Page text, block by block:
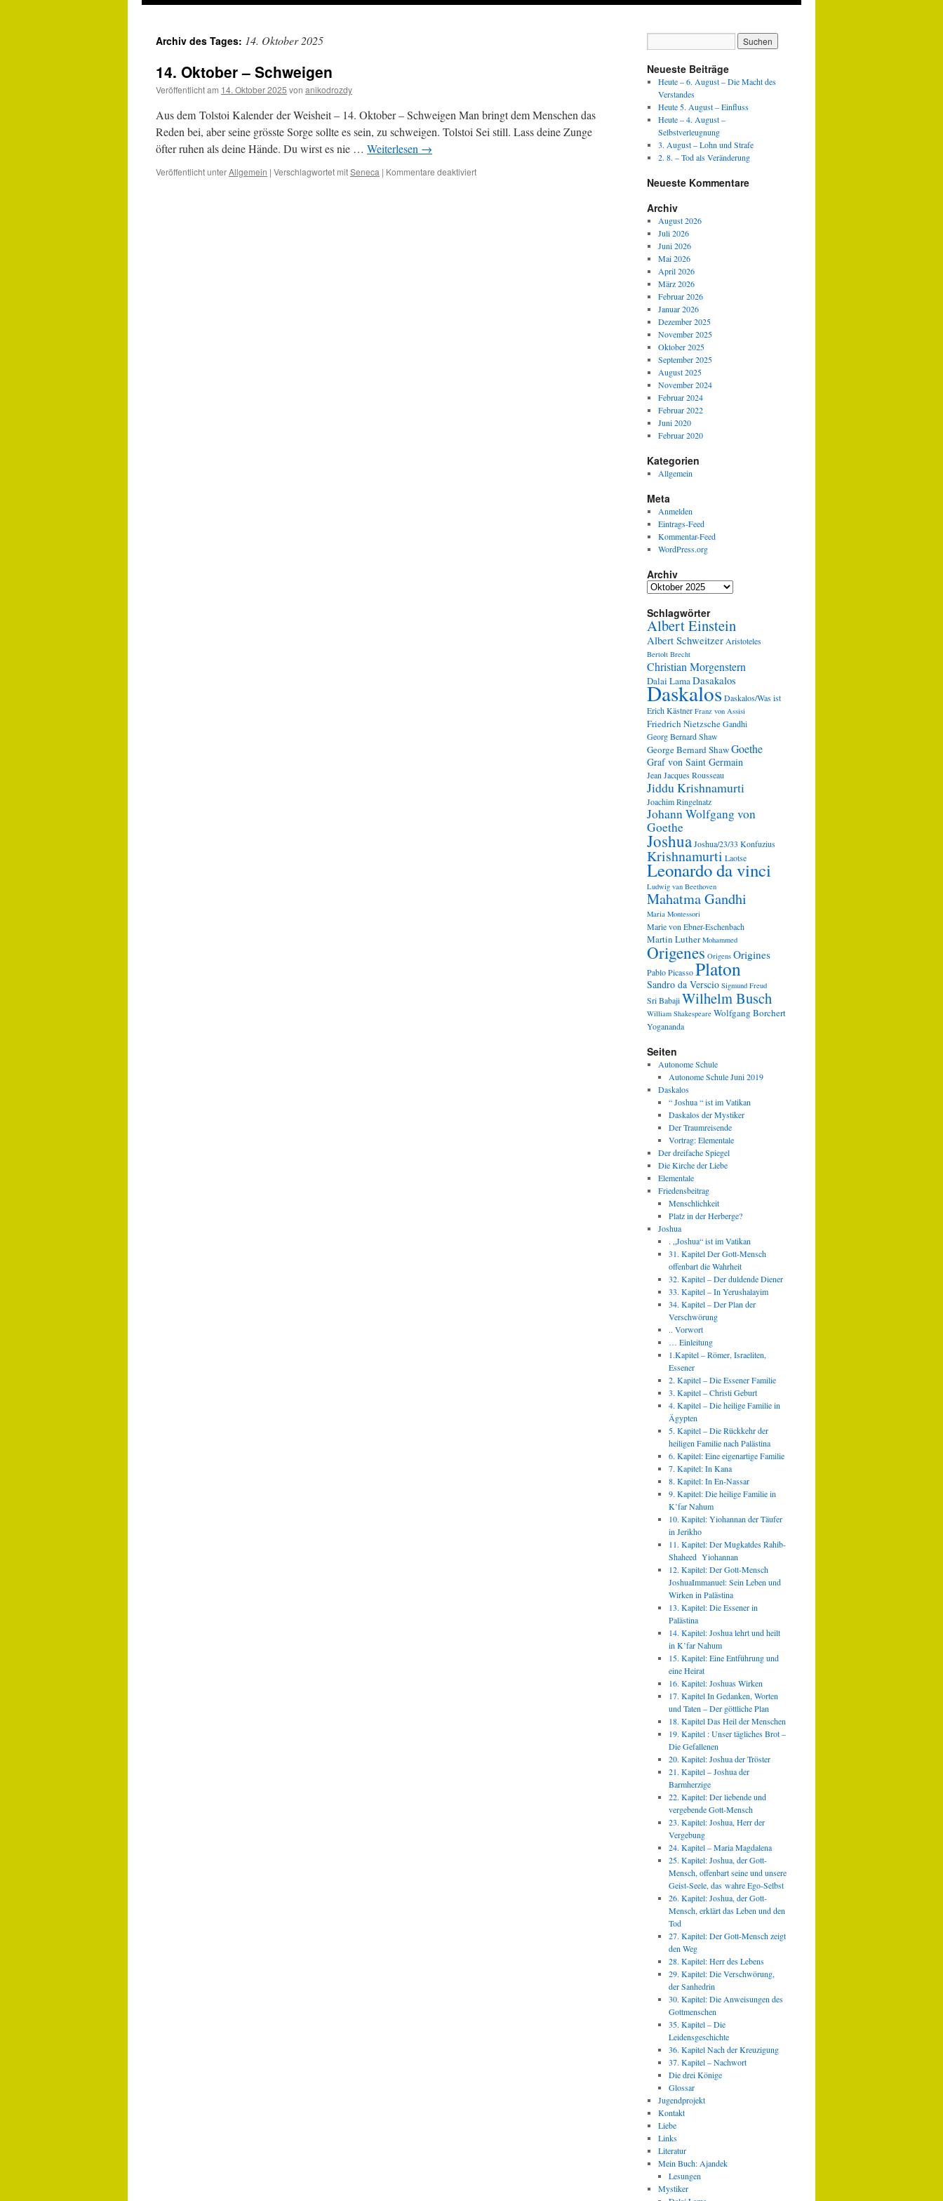
Archiv des Tages: 14. Oktober 2025
14. Oktober – Schweigen
Veröffentlicht am 14. Oktober 2025 von anikodrozdy
Aus dem Tolstoi Kalender der Weisheit – 14. Oktober – Schweigen Man bringt dem Menschen das
Reden bei, aber seine grösste Sorge sollte es sein, zu schweigen. Tolstoi Sei still. Lass deine Zunge
öfter ruhen als deine Hände. Du wirst es nie … Weiterlesen →
Veröffentlicht unterAllgemein | Verschlagwortet mitSeneca | Kommentare deaktiviertfür
Neueste Beiträge
Heute – 6. August – Die Macht des
Verstandes
Heute 5. August – Einfluss
Heute – 4. August –
Selbstverleugnung
3. August – Lohn und Strafe
2. 8. – Tod als Veränderung
Neueste Kommentare
Archiv
August 2026
Juli 2026
Juni 2026
Mai 2026
April 2026
März 2026
Februar 2026
Januar 2026
Dezember 2025
November 2025
Oktober 2025
September 2025
August 2025
November 2024
Februar 2024
Februar 2022
Juni 2020
Februar 2020
Kategorien
Allgemein
Meta
Anmelden
Eintrags-Feed
Kommentar-Feed
WordPress.org
Archiv
Archiv
Schlagwörter
Albert Einstein
Albert Schweitzer Aristoteles
Bertolt Brecht
Christian Morgenstern
Dalai LamaDasakalos
DaskalosDaskalos/Was ist
Erich Kästner Franz von Assisi
Friedrich NietzscheGandhi
Georg Bernard Shaw
George Bernard ShawGoethe
Graf von Saint Germain
Jean Jacques Rousseau
Jiddu Krishnamurti
Joachim Ringelnatz
Johann Wolfgang von
Goethe
JoshuaJoshua/23/33 Konfuzius
Krishnamurti Laotse
Leonardo da vinci
Ludwig van Beethoven
Mahatma Gandhi
Maria Montessori
Marie von Ebner-Eschenbach
Martin Luther Mohammed
Origenes Origens Origines
Pablo PicassoPlaton
Sandro da Verscio Sigmund Freud
Sri BabajiWilhelm Busch
William Shakespeare Wolfgang Borchert
Yogananda
Seiten
Autonome Schule
Autonome Schule Juni 2019
Daskalos
“ Joshua “ ist im Vatikan
Daskalos der Mystiker
Der Traumreisende
Vortrag: Elementale
Der dreifache Spiegel
Die Kirche der Liebe
Elementale
Friedensbeitrag
Menschlichkeit
Platz in der Herberge?
Joshua
. „Joshua“ ist im Vatikan
31. Kapitel Der Gott-Mensch
offenbart die Wahrheit
32. Kapitel – Der duldende Diener
33. Kapitel – In Yerushalayim
34. Kapitel – Der Plan der
Verschwörung
.. Vorwort
… Einleitung
1.Kapitel – Römer, Israeliten,
Essener
2. Kapitel – Die Essener Familie
3. Kapitel – Christi Geburt
4. Kapitel – Die heilige Familie in
Ägypten
5. Kapitel – Die Rückkehr der
heiligen Familie nach Palästina
6. Kapitel: Eine eigenartige Familie
7. Kapitel: In Kana
8. Kapitel: In En-Nassar
9. Kapitel: Die heilige Familie in
K’far Nahum
10. Kapitel: Yiohannan der Täufer
in Jerikho
11. Kapitel: Der Mugkatdes Rahib-
Shaheed Yiohannan
12. Kapitel: Der Gott-Mensch
JoshuaImmanuel: Sein Leben und
Wirken in Palästina
13. Kapitel: Die Essener in
Palästina
14. Kapitel: Joshua lehrt und heilt
in K’far Nahum
15. Kapitel: Eine Entführung und
eine Heirat
16. Kapitel: Joshuas Wirken
17. Kapitel In Gedanken, Worten
und Taten – Der göttliche Plan
18. Kapitel Das Heil der Menschen
19. Kapitel : Unser tägliches Brot –
Die Gefallenen
20. Kapitel: Joshua der Tröster
21. Kapitel – Joshua der
Barmherzige
22. Kapitel: Der liebende und
vergebende Gott-Mensch
23. Kapitel: Joshua, Herr der
Vergebung
24. Kapitel – Maria Magdalena
25. Kapitel: Joshua, der Gott-
Mensch, offenbart seine und unsere
Geist-Seele, das wahre Ego-Selbst
26. Kapitel: Joshua, der Gott-
Mensch, erklärt das Leben und den
Tod
27. Kapitel: Der Gott-Mensch zeigt
den Weg
28. Kapitel: Herr des Lebens
29. Kapitel: Die Verschwörung,
der Sanhedrin
30. Kapitel: Die Anweisungen des
Gottmenschen
35. Kapitel – Die
Leidensgeschichte
36. Kapitel Nach der Kreuzigung
37. Kapitel – Nachwort
Die drei Könige
Glossar
Jugendprojekt
Kontakt
Liebe
Links
Literatur
Mein Buch: Ajandek
Lesungen
Mystiker